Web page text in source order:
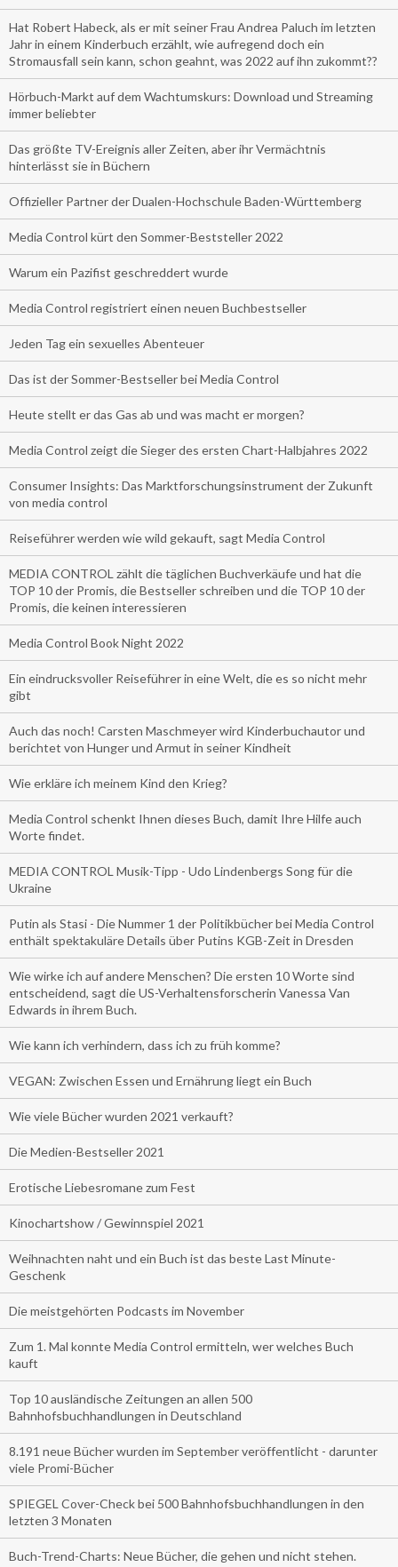
Hat Robert Habeck, als er mit seiner Frau Andrea Paluch im letzten
Jahr in einem Kinderbuch erzählt, wie aufregend doch ein
Stromausfall sein kann, schon geahnt, was 2022 auf ihn zukommt??
Hörbuch-Markt auf dem Wachtumskurs: Download und Streaming
immer beliebter
Das größte TV-Ereignis aller Zeiten, aber ihr Vermächtnis
hinterlässt sie in Büchern
Offizieller Partner der Dualen-Hochschule Baden-Württemberg
Media Control kürt den Sommer-Beststeller 2022
Warum ein Pazifist geschreddert wurde
Media Control registriert einen neuen Buchbestseller
Jeden Tag ein sexuelles Abenteuer
Das ist der Sommer-Bestseller bei Media Control
Heute stellt er das Gas ab und was macht er morgen?
Media Control zeigt die Sieger des ersten Chart-Halbjahres 2022
Consumer Insights: Das Marktforschungsinstrument der Zukunft
von media control
Reiseführer werden wie wild gekauft, sagt Media Control
MEDIA CONTROL zählt die täglichen Buchverkäufe und hat die
TOP 10 der Promis, die Bestseller schreiben und die TOP 10 der
Promis, die keinen interessieren
Media Control Book Night 2022
Ein eindrucksvoller Reiseführer in eine Welt, die es so nicht mehr
gibt
Auch das noch! Carsten Maschmeyer wird Kinderbuchautor und
berichtet von Hunger und Armut in seiner Kindheit
Wie erkläre ich meinem Kind den Krieg?
Media Control schenkt Ihnen dieses Buch, damit Ihre Hilfe auch
Worte findet.
MEDIA CONTROL Musik-Tipp - Udo Lindenbergs Song für die
Ukraine
Putin als Stasi - Die Nummer 1 der Politikbücher bei Media Control
enthält spektakuläre Details über Putins KGB-Zeit in Dresden
Wie wirke ich auf andere Menschen? Die ersten 10 Worte sind
entscheidend, sagt die US-Verhaltensforscherin Vanessa Van
Edwards in ihrem Buch.
Wie kann ich verhindern, dass ich zu früh komme?
VEGAN: Zwischen Essen und Ernährung liegt ein Buch
Wie viele Bücher wurden 2021 verkauft?
Die Medien-Bestseller 2021
Erotische Liebesromane zum Fest
Kinochartshow / Gewinnspiel 2021
Weihnachten naht und ein Buch ist das beste Last Minute-
Geschenk
Die meistgehörten Podcasts im November
Zum 1. Mal konnte Media Control ermitteln, wer welches Buch
kauft
Top 10 ausländische Zeitungen an allen 500
Bahnhofsbuchhandlungen in Deutschland
8.191 neue Bücher wurden im September veröffentlicht - darunter
viele Promi-Bücher
SPIEGEL Cover-Check bei 500 Bahnhofsbuchhandlungen in den
letzten 3 Monaten
Buch-Trend-Charts: Neue Bücher, die gehen und nicht stehen.